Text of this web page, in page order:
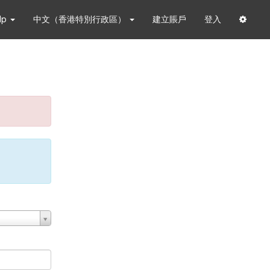
中文（香港特別行政區） 建立賬戶 登入